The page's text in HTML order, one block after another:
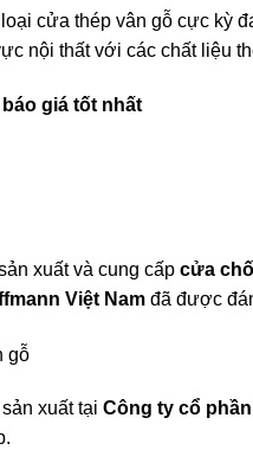
cửa thép vân gỗ cực kỳ
nội thất với các chất liệu
giá tốt nhất
xuất và cung cấp cửa
Việt Nam đã được
xuất tại Công ty cổ